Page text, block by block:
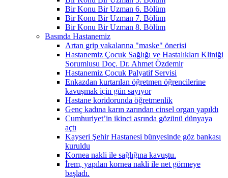
Bir Konu Bir Uzman 6. Bölüm
Bir Konu Bir Uzman 7. Bölüm
Bir Konu Bir Uzman 8. Bölüm
Basında Hastanemiz
Artan grip vakalarına "maske" önerisi
Hastanemiz Çocuk Sağlığı ve Hastalıkları Kliniği
Sorumlusu Doç. Dr. Ahmet Özdemir
Hastanemiz Çocuk Palyatif Servisi
Enkazdan kurtarılan öğretmen öğrencilerine
kavuşmak için gün sayıyor
Hastane koridorunda öğretmenlik
Genç kadına karın zarından cinsel organ yapıldı
Cumhuriyet’in ikinci asrında gözünü dünyaya
açtı
Kayseri Şehir Hastanesi bünyesinde göz bankası
kuruldu
Kornea nakli ile sağlığına kavuştu.
İrem, yapılan kornea nakli ile net görmeye
başladı.